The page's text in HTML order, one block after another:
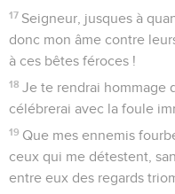
17 Seigneur, jusques à
donc mon âme contre
à ces bêtes féroces !
18 Je te rendrai hommage
célébrerai avec la foule
19 Que mes ennemis
ceux qui me détestent,
entre eux des regards